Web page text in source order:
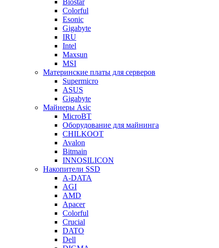
Biostar
Colorful
Esonic
Gigabyte
IRU
Intel
Maxsun
MSI
Материнские платы для серверов
Supermicro
ASUS
Gigabyte
Майнеры Asic
MicroBT
Оборудование для майнинга
CHILKOOT
Avalon
Bitmain
INNOSILICON
Накопители SSD
A-DATA
AGI
AMD
Apacer
Colorful
Crucial
DATO
Dell